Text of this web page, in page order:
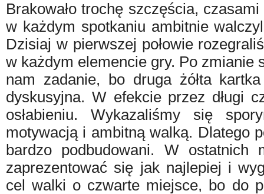
Brakowało trochę szczęścia,
w każdym spotkaniu ambitnie
Dzisiaj w pierwszej połowie
w każdym elemencie gry. Po zmianie
nam zadanie, bo druga żółta
dyskusyjna. W efekcie przez długi
osłabieniu. Wykazaliśmy się
motywacją i ambitną walką. Dlatego
bardzo podbudowani. W ostatnich
zaprezentować się jak najlepiej i
cel walki o czwarte miejsce, bo do